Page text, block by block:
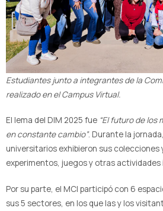
Estudiantes junto a integrantes de la
realizado en el Campus Virtual.
El lema del DIM 2025 fue “El futuro de los
en constante cambio”. Durante la
universitarios exhibieron sus colecciones
experimentos, juegos y otras
Por su parte, el MCI participó con 6
sus 5 sectores, en los que las y los